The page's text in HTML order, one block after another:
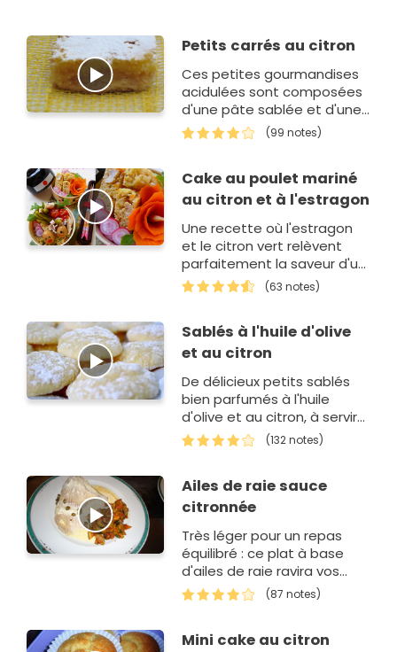
Petits carrés au citron
Ces petites gourmandises
acidulées sont composées
d'une pâte sablée et d'une
crème au citron, le tout
saupoudré de sucre glace !
ravir le…
(99 notes)
Cake au poulet mariné
au citron et à l'estragon
Une recette où l'estragon
et le citron vert relèvent
parfaitement la saveur d'un
cake haut en couleurs !
(63 notes)
Sablés à l'huile d'olive
et au citron
De délicieux petits sablés
bien parfumés à l'huile
d'olive et au citron, à servir
pour le thé ou pour
accompagner une salade
(132 notes)
Ailes de raie sauce
citronnée
Très léger pour un repas
équilibré : ce plat à base
d'ailes de raie ravira vos
papilles !
(87 notes)
Mini cake au citron